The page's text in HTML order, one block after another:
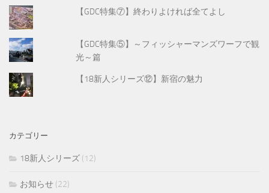
【GDC特集⑦】終わりよければ全てよし
【GDC特集⑤】～フィッシャーマンズワーフで観
光～篇
【18新人シリーズ⑫】新宿の魅力
カテゴリー
18新人シリーズ (12)
お知らせ (22)